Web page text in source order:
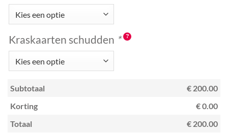
Kraskaarten schudden *
Subtotaal
€ 200.00
Korting
€ 0.00
Totaal
€ 200.00